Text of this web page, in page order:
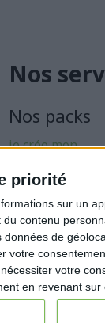
priorité
sur un
contenu
de
votre
en revenant
Nos
Nos packs
je crée mon
Je sécurise mon
activité